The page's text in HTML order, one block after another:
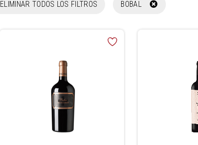
ELIMINAR TODOS LOS FILTROS BOBAL